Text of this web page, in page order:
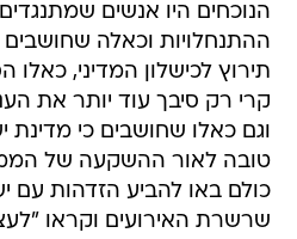
הנוכחים היו אנשים
ההתנחלויות וכאלה
תירוץ לכישלון המדיני, כאלו
קרי רק סיבך עוד יותר את
וגם כאלו שחושבים כי מדינת
טובה לאור ההשקעה של
כולם באו להביע הזדהות עם
שרשרת האירועים וקראו